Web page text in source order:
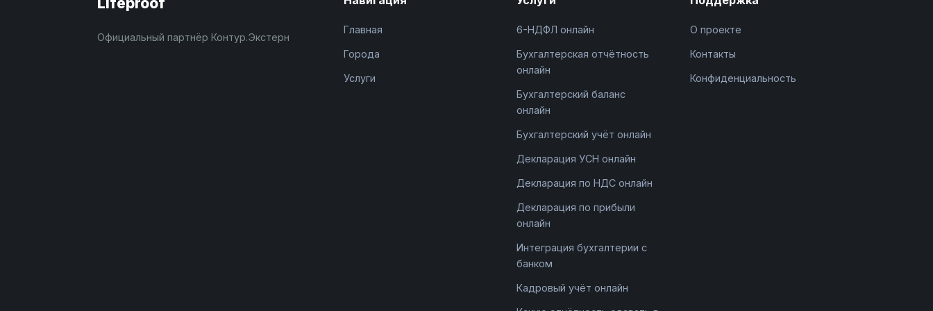
Официальный партнёр Контур.Экстерн
Главная
Города
Услуги
6-НДФЛ онлайн
Бухгалтерская отчётность
онлайн
Бухгалтерский баланс
онлайн
Бухгалтерский учёт онлайн
Декларация УСН онлайн
Декларация по НДС онлайн
Декларация по прибыли
онлайн
Интеграция бухгалтерии с
банком
Кадровый учёт онлайн
О проекте
Контакты
Конфиденциальность